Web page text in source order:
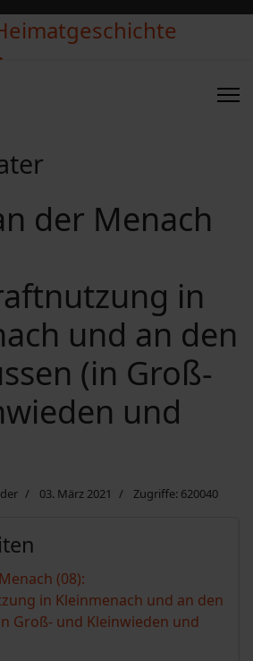
der Menach
in
und an den
(in Groß-
und
03. März 2021 Zugriffe: 620040
(08):
in Kleinmenach und an den
Groß- und Kleinwieden und